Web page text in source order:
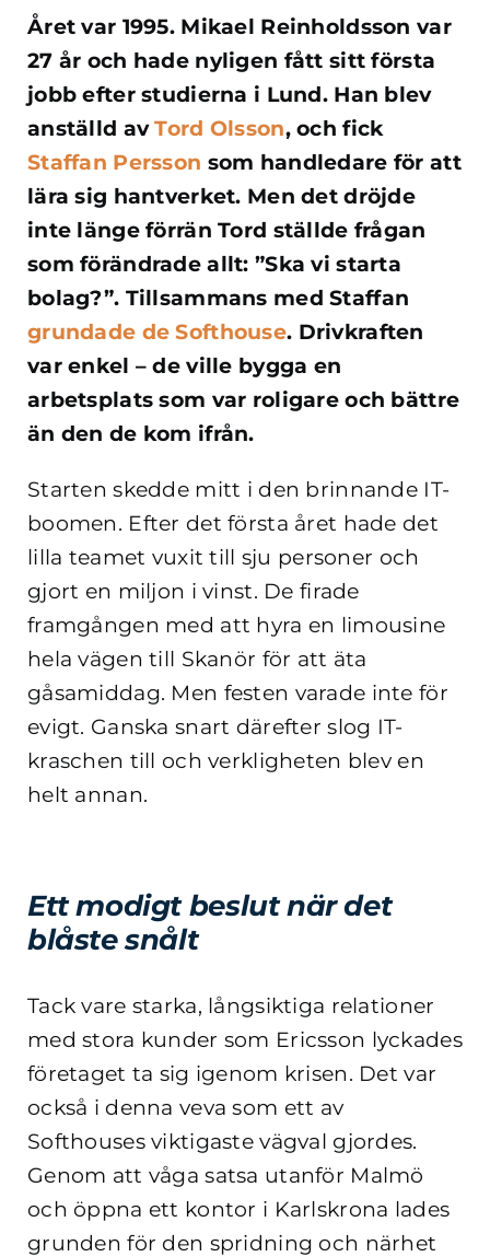
Året var 1995. Mikael Reinholdsson var
27 år och hade nyligen fått sitt första
jobb efter studierna i Lund. Han blev
anställd avTord Olsson, och fick
Staffan Persson som handledare för att
lära sig hantverket. Men det dröjde
inte länge förrän Tord ställde frågan
som förändrade allt: ”Ska vi starta
bolag?”. Tillsammans med Staffan
grundade de Softhouse. Drivkraften
var enkel – de ville bygga en
arbetsplats som var roligare och bättre
än den de kom ifrån.
Starten skedde mitt i den brinnande IT-
boomen. Efter det första året hade det
lilla teamet vuxit till sju personer och
gjort en miljon i vinst. De firade
framgången med att hyra en limousine
hela vägen till Skanör för att äta
gåsamiddag. Men festen varade inte för
evigt. Ganska snart därefter slog IT-
kraschen till och verkligheten blev en
helt annan.
Ett modigt beslut när det
blåste snålt
Tack vare starka, långsiktiga relationer
med stora kunder som Ericsson lyckades
företaget ta sig igenom krisen. Det var
också i denna veva som ett av
Softhouses viktigaste vägval gjordes.
Genom att våga satsa utanför Malmö
och öppna ett kontor i Karlskrona lades
grunden för den spridning och närhet